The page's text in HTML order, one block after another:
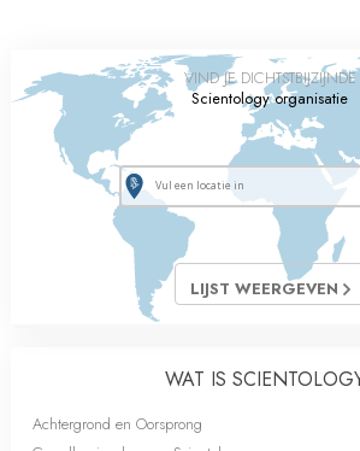
VIND JE DICHTSTBIJZIJNDE
Scientology organisatie
LIJST WEERGEVEN
WAT IS
Achtergrond en Oorsprong